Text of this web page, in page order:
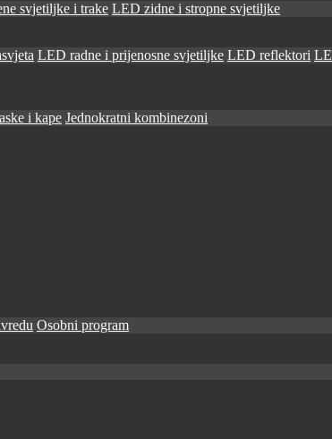
svjetiljke i trake LED zidne i stropne svjetiljke
LED radne i prijenosne svjetiljke LED reflektori
i kape Jednokratni kombinezoni
Osobni program